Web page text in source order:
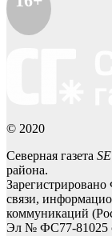
© 2020
Северная газета
района.
связи,
коммуникаций
Эл № ФС77-81025